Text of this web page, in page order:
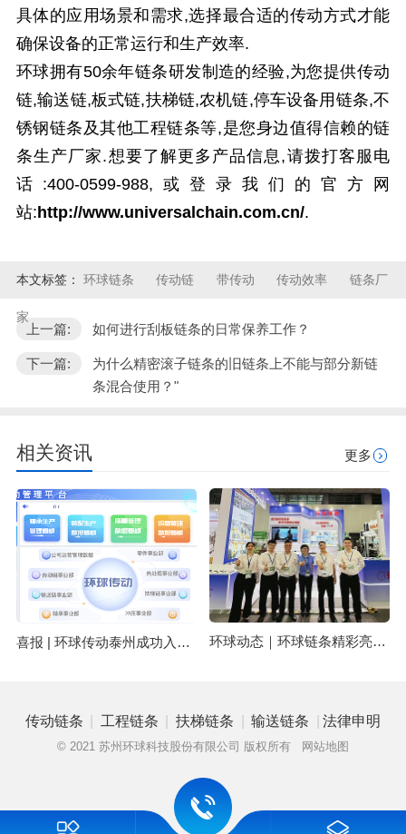
具体的应用场景和需求,选择最合适的传动方式才能
确保设备的正常运行和生产效率.
环球拥有50余年链条研发制造的经验,为您提供传动
链,输送链,板式链,扶梯链,农机链,停车设备用链条,不
锈钢链条及其他工程链条等,是您身边值得信赖的链
条生产厂家.想要了解更多产品信息,请拨打客服电
话:400-0599-988,或登录我们的官方网
站:http://www.universalchain.com.cn/.
本文标签： 环球链条 传动链 带传动 传动效率 链条厂
家
上一篇: 如何进行刮板链条的日常保养工作？
下一篇:
为什么精密滚子链条的旧链条上不能与部分新链
条混合使用？"
相关资讯 更多
喜报 | 环球传动泰州成功入选2025年江苏省先进级智能工厂名单 环球动态｜环球链条精彩亮相中国广州国际物流装备与技术展览会 LET 2025
传动链条 工程链条 扶梯链条 输送链条 法律申明
© 2021 苏州环球科技股份有限公司 版权所有 网站地图